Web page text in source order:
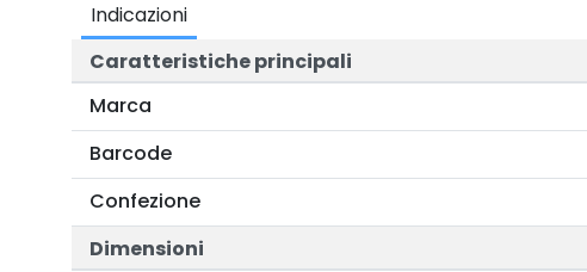
Indicazioni
Caratteristiche principali
Marca
Barcode
Confezione
Dimensioni